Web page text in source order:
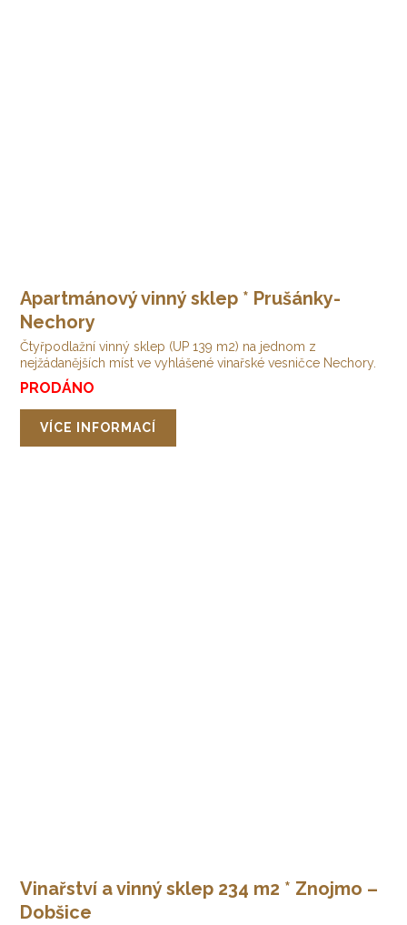
Apartmánový vinný sklep * Prušánky-
Nechory
Čtyřpodlažní vinný sklep (UP 139 m2) na jednom z
nejžádanějších míst ve vyhlášené vinařské vesničce Nechory.
PRODÁNO
VÍCE INFORMACÍ
Vinařství a vinný sklep 234 m2 * Znojmo –
Dobšice